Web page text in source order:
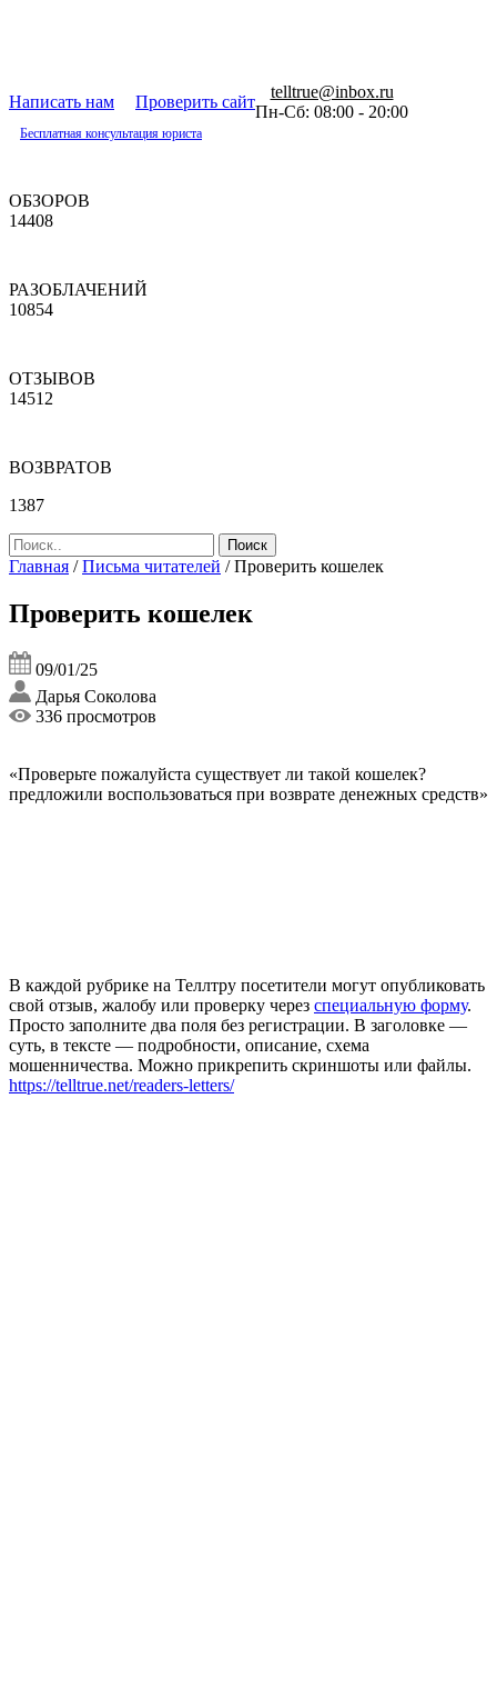
Написать нам Проверить сайт
telltrue@inbox.ru
Пн-Сб: 08:00 - 20:00
Бесплатная консультация юриста
ОБЗОРОВ
14408
РАЗОБЛАЧЕНИЙ
10854
ОТЗЫВОВ
14512
ВОЗВРАТОВ
1387
Главная /Письма читателей /Проверить кошелек
Проверить кошелек
09/01/25
Дарья Соколова
336 просмотров
«Проверьте пожалуйста существует ли такой кошелек?
предложили воспользоваться при возврате денежных средств»
В каждой рубрике на Теллтру посетители могут опубликовать
свой отзыв, жалобу или проверку через специальную форму.
Просто заполните два поля без регистрации. В заголовке —
суть, в тексте — подробности, описание, схема
мошенничества. Можно прикрепить скриншоты или файлы.
https://telltrue.net/readers-letters/